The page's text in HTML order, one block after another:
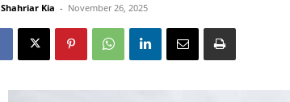
Shahriar Kia - November 26, 2025